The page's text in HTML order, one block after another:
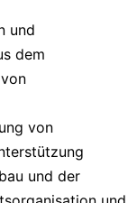
und
dem
von
und der